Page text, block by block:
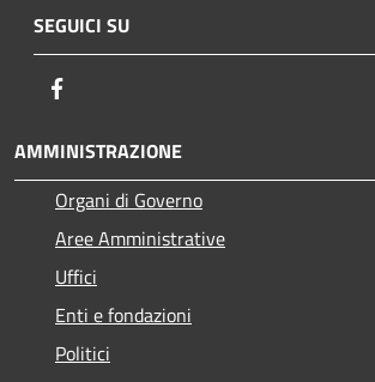
SEGUICI SU
AMMINISTRAZIONE
Organi di Governo
Aree Amministrative
Uffici
Enti e fondazioni
Politici